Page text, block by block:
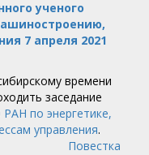
ученого
7 апреля 2021
времени
заседание
по энергетике,
управления.
Повестка